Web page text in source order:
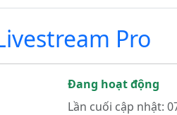
Pro
Đang hoạt động
Lần cuối cập nhật: